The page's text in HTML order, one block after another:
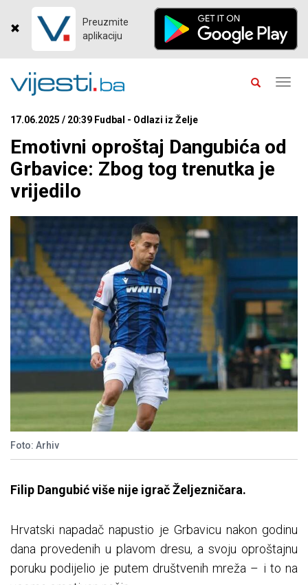
Preuzmite
aplikaciju
17.06.2025 / 20:39 Fudbal - Odlazi iz Želje
Emotivni oproštaj Dangubića od
Grbavice: Zbog tog trenutka je
vrijedilo
Foto: Arhiv
Filip Dangubić više nije igrač Željezničara.
Hrvatski napadač napustio je Grbavicu nakon godinu
dana provedenih u plavom dresu, a svoju oproštajnu
poruku podijelio je putem društvenih mreža – i to na